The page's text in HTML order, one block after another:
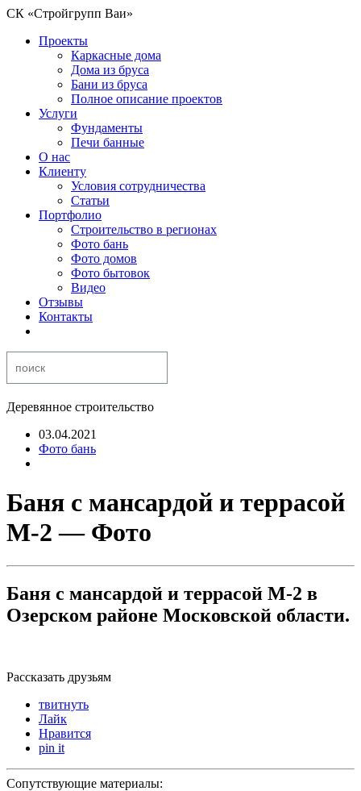
СК «Стройгрупп Ваи»
Проекты
Каркасные дома
Дома из бруса
Бани из бруса
Полное описание проектов
Услуги
Фундаменты
Печи банные
О нас
Клиенту
Условия сотрудничества
Статьи
Портфолио
Строительство в регионах
Фото бань
Фото домов
Фото бытовок
Видео
Отзывы
Контакты
Деревянное строительство
03.04.2021
Фото бань
Баня с мансардой и террасой
М-2 — Фото
Баня с мансардой и террасой М-2 в
Озерском районе Московской области.
Рассказать друзьям
твитнуть
Лайк
Нравится
pin it
Сопутствующие материалы: